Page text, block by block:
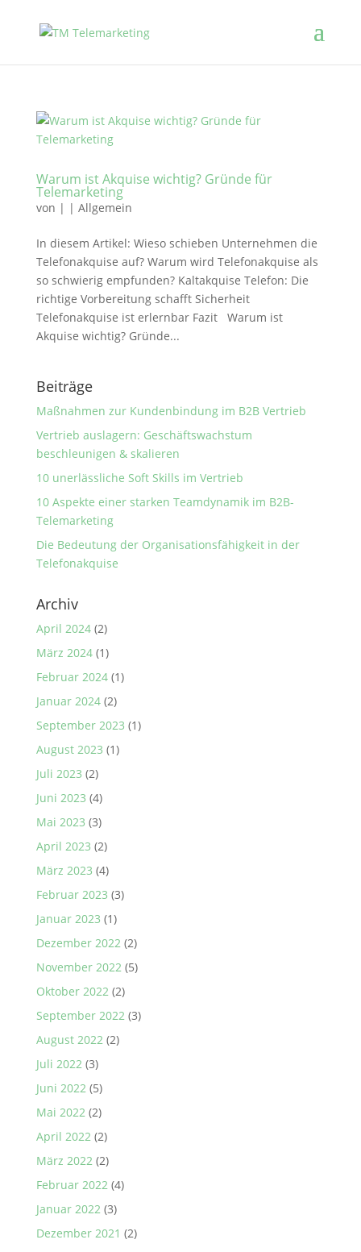
Warum ist Akquise wichtig? Gründe für
Telemarketing
von | | Allgemein
In diesem Artikel: Wieso schieben Unternehmen die
Telefonakquise auf? Warum wird Telefonakquise als
so schwierig empfunden? Kaltakquise Telefon: Die
richtige Vorbereitung schafft Sicherheit
Telefonakquise ist erlernbar Fazit Warum ist
Akquise wichtig? Gründe...
Beiträge
Maßnahmen zur Kundenbindung im B2B Vertrieb
Vertrieb auslagern: Geschäftswachstum
beschleunigen & skalieren
10 unerlässliche Soft Skills im Vertrieb
10 Aspekte einer starken Teamdynamik im B2B-
Telemarketing
Die Bedeutung der Organisationsfähigkeit in der
Telefonakquise
Archiv
April 2024(2)
März 2024(1)
Februar 2024(1)
Januar 2024(2)
September 2023 (1)
August 2023 (1)
Juli 2023 (2)
Juni 2023 (4)
Mai 2023 (3)
April 2023 (2)
März 2023 (4)
Februar 2023 (3)
Januar 2023 (1)
Dezember 2022(2)
November 2022(5)
Oktober 2022(2)
September 2022(3)
August 2022(2)
Juli 2022(3)
Juni 2022(5)
Mai 2022(2)
April 2022(2)
März 2022(2)
Februar 2022(4)
Januar 2022(3)
Dezember 2021 (2)